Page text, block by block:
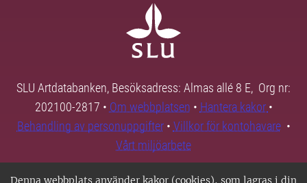
Denna webbplats använder kakor (cookies), som lagras i din
SLU Artdatabanken, Besöksadress: Almas allé 8 E, Org nr:
202100-2817 • Om webbplatsen • Hantera kakor •
Behandling av personuppgifter• Villkor för kontohavare•
Vårt miljöarbete